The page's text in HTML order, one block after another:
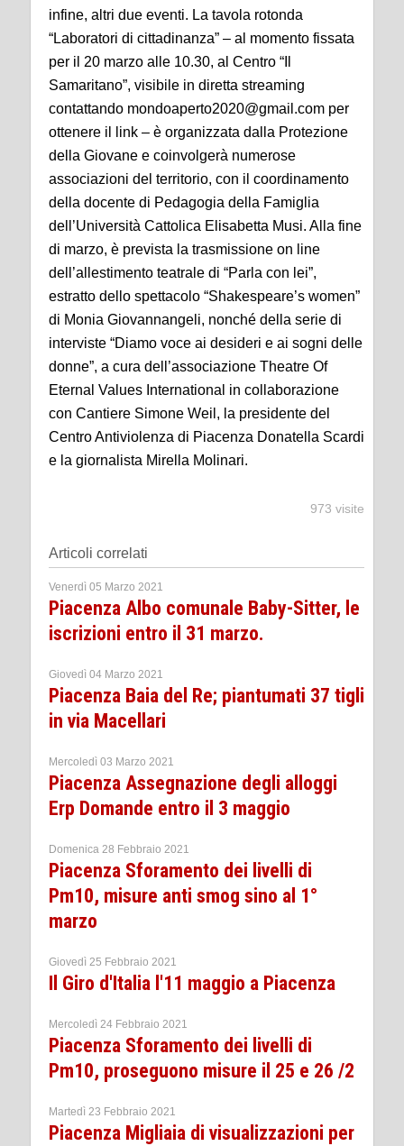
infine, altri due eventi. La tavola rotonda
“Laboratori di cittadinanza” – al momento fissata
per il 20 marzo alle 10.30, al Centro “Il
Samaritano”, visibile in diretta streaming
contattando mondoaperto2020@gmail.com per
ottenere il link – è organizzata dalla Protezione
della Giovane e coinvolgerà numerose
associazioni del territorio, con il coordinamento
della docente di Pedagogia della Famiglia
dell’Università Cattolica Elisabetta Musi. Alla fine
di marzo, è prevista la trasmissione on line
dell’allestimento teatrale di “Parla con lei”,
estratto dello spettacolo “Shakespeare’s women”
di Monia Giovannangeli, nonché della serie di
interviste “Diamo voce ai desideri e ai sogni delle
donne”, a cura dell’associazione Theatre Of
Eternal Values International in collaborazione
con Cantiere Simone Weil, la presidente del
Centro Antiviolenza di Piacenza Donatella Scardi
e la giornalista Mirella Molinari.
973 visite
Articoli correlati
Venerdì 05 Marzo 2021
Piacenza Albo comunale Baby-Sitter, le
iscrizioni entro il 31 marzo.
Giovedì 04 Marzo 2021
Piacenza Baia del Re; piantumati 37 tigli
in via Macellari
Mercoledì 03 Marzo 2021
Piacenza Assegnazione degli alloggi
Erp Domande entro il 3 maggio
Domenica 28 Febbraio 2021
Piacenza Sforamento dei livelli di
Pm10, misure anti smog sino al 1°
marzo
Giovedì 25 Febbraio 2021
Il Giro d'Italia l'11 maggio a Piacenza
Mercoledì 24 Febbraio 2021
Piacenza Sforamento dei livelli di
Pm10, proseguono misure il 25 e 26 /2
Martedì 23 Febbraio 2021
Piacenza Migliaia di visualizzazioni per